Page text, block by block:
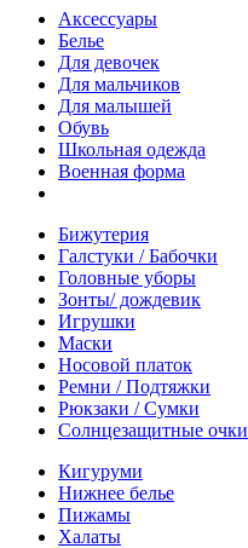
Аксессуары
Белье
Для девочек
Для мальчиков
Для малышей
Обувь
Школьная одежда
Военная форма
Бижутерия
Галстуки / Бабочки
Головные уборы
Зонты/ дождевик
Игрушки
Маски
Носовой платок
Ремни / Подтяжки
Рюкзаки / Сумки
Солнцезащитные очки
Кигуруми
Нижнее белье
Пижамы
Халаты